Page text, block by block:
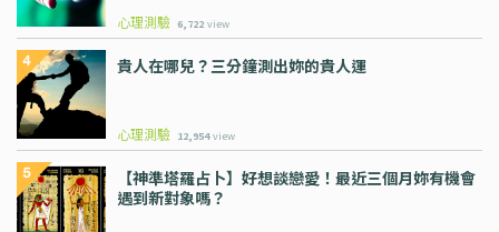
心理測驗 6,722 view
貴人在哪兒？三分鐘測出妳的貴人運
心理測驗 12,954 view
【神準塔羅占卜】好想談戀愛！最近三個月妳有機會
遇到新對象嗎？